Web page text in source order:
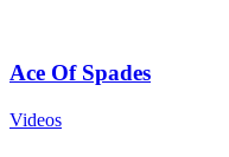
Ace Of Spades
Videos